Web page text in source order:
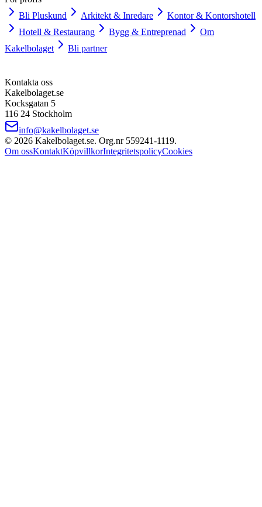
Bli Pluskund
Arkitekt & Inredare
Kontor & Kontorshotell
Hotell & Restaurang
Bygg & Entreprenad
Om
Kakelbolaget
Bli partner
Kontakta oss
Kakelbolaget.se
Kocksgatan 5
116 24 Stockholm
info@kakelbolaget.se
© 2026 Kakelbolaget.se. Org.nr 559241‑1119.
Om ossKontaktKöpvillkorIntegritetspolicyCookies